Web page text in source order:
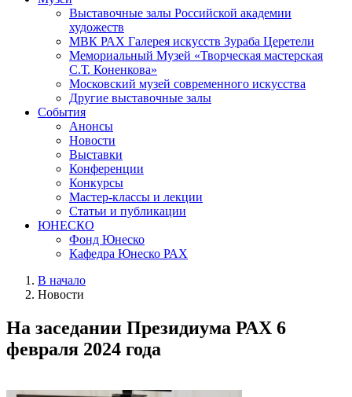
Выставочные залы Российской академии
художеств
МВК РАХ Галерея искусств Зураба Церетели
Мемориальный Музей «Творческая мастерская
С.Т. Коненкова»
Московский музей современного искусства
Другие выставочные залы
События
Анонсы
Новости
Выставки
Конференции
Конкурсы
Мастер-классы и лекции
Статьи и публикации
ЮНЕСКО
Фонд Юнеско
Кафедра Юнеско РАХ
В начало
Новости
На заседании Президиума РАХ 6
февраля 2024 года